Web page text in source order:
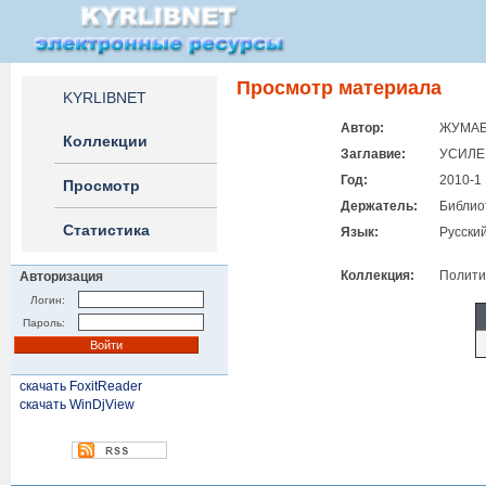
KYRLIBNET
Коллекции
Просмотр
Статистика
Авторизация
Логин:
Пароль:
скачать FoxitReader
скачать WinDjView
Просмотр материала
Автор:
Заглавие:
Год:
2010-1
Держатель:
Язык:
Коллекция: